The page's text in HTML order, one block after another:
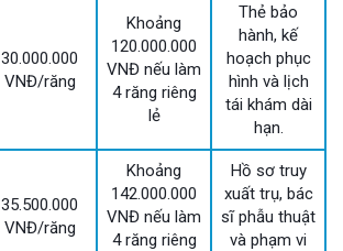
30.000.000
VNĐ/răng
Khoảng
120.000.000
VNĐ nếu làm
4 răng riêng
lẻ
Thẻ bảo
hành, kế
hoạch phục
hình và lịch
tái khám dài
hạn.
35.500.000
VNĐ/răng
Khoảng
142.000.000
VNĐ nếu làm
4 răng riêng
Hồ sơ truy
xuất trụ, bác
sĩ phẫu thuật
và phạm vi